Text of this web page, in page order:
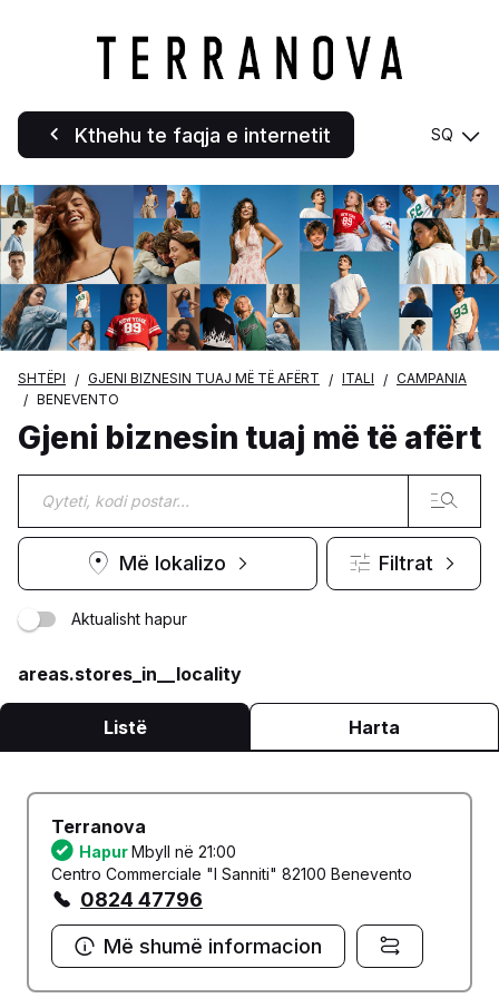
Kthehu te faqja e internetit SQ
SHTËPI GJENI BIZNESIN TUAJ MË TË AFËRT ITALI
CAMPANIA
BENEVENTO
Gjeni biznesin tuaj më të afërt
Më lokalizo Filtrat
Aktualisht hapur
areas.stores_in__locality
Listë Harta
Terranova
HapurMbyll në 21:00
Centro Commerciale "I Sanniti" 82100 Benevento
0824 47796
Më shumë informacion